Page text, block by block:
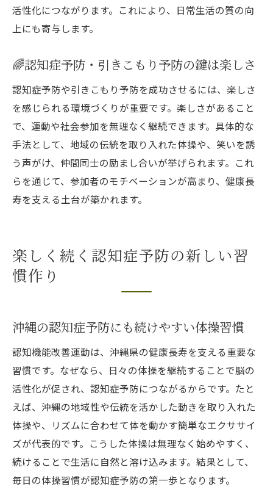
活性化につながります。これにより、日常生活の質の向
上にも寄与します。
🌈認知症予防・引きこもり予防の鍵は楽しさ
認知症予防や引きこもり予防を成功させるには、楽しさ
を感じられる環境づくりが重要です。楽しさがあること
で、運動や社会参加を無理なく継続できます。具体的な
手法として、地域の伝統を取り入れた体操や、笑いを誘
う声がけ、仲間同士の励まし合いが挙げられます。これ
らを通じて、参加者のモチベーションが高まり、健康長
寿を支える土台が築かれます。
楽しく続く認知症予防の新しい習
慣作り
沖縄の認知症予防にも続けやすい体操習慣
認知機能改善運動は、沖縄県の健康長寿を支える重要な
習慣です。なぜなら、日々の体操を継続することで脳の
活性化が促され、認知症予防につながるからです。たと
えば、沖縄の地域性や伝統を活かした動きを取り入れた
体操や、リズムに合わせて体を動かす簡単なエクササイ
ズが代表的です。こうした体操は無理なく始めやすく、
続けることで生活に自然と溶け込みます。結果として、
毎日の体操習慣が認知症予防の第一歩となります。